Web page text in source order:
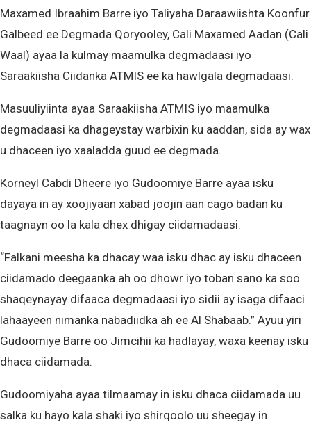
Maxamed Ibraahim Barre iyo Taliyaha Daraawiishta Koonfur
Galbeed ee Degmada Qoryooley, Cali Maxamed Aadan (Cali
Waal) ayaa la kulmay maamulka degmadaasi iyo
Saraakiisha Ciidanka ATMIS ee ka hawlgala degmadaasi.
Masuuliyiinta ayaa Saraakiisha ATMIS iyo maamulka
degmadaasi ka dhageystay warbixin ku aaddan, sida ay wax
u dhaceen iyo xaaladda guud ee degmada.
Korneyl Cabdi Dheere iyo Gudoomiye Barre ayaa isku
dayaya in ay xoojiyaan xabad joojin aan cago badan ku
taagnayn oo la kala dhex dhigay ciidamadaasi.
“Falkani meesha ka dhacay waa isku dhac ay isku dhaceen
ciidamado deegaanka ah oo dhowr iyo toban sano ka soo
shaqeynayay difaaca degmadaasi iyo sidii ay isaga difaaci
lahaayeen nimanka nabadiidka ah ee Al Shabaab.” Ayuu yiri
Gudoomiye Barre oo Jimcihii ka hadlayay, waxa keenay isku
dhaca ciidamada.
Gudoomiyaha ayaa tilmaamay in isku dhaca ciidamada uu
salka ku hayo kala shaki iyo shirqoolo uu sheegay in